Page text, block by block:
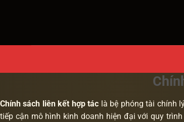
dung
Chính sách liên kết hợp tác là bệ phóng tài chính
tiếp cận mô hình kinh doanh hiện đại với quy